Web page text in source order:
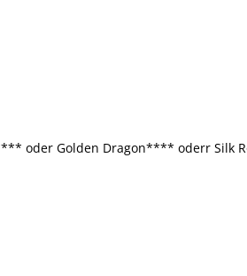
oder Golden Dragon**** oderr Silk